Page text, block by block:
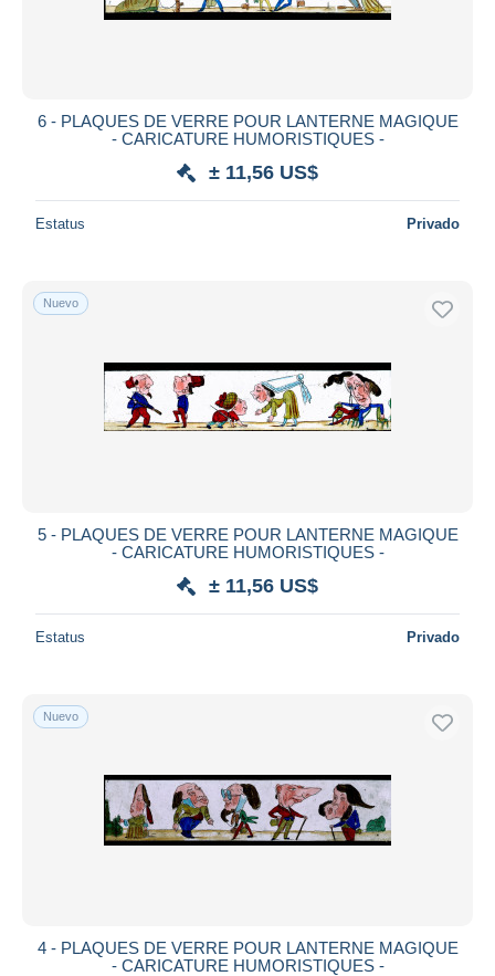
6 - PLAQUES DE VERRE POUR LANTERNE MAGIQUE
- CARICATURE HUMORISTIQUES -
± 11,56 US$
Estatus Privado
Nuevo
5 - PLAQUES DE VERRE POUR LANTERNE MAGIQUE
- CARICATURE HUMORISTIQUES -
± 11,56 US$
Estatus Privado
Nuevo
4 - PLAQUES DE VERRE POUR LANTERNE MAGIQUE
- CARICATURE HUMORISTIQUES -